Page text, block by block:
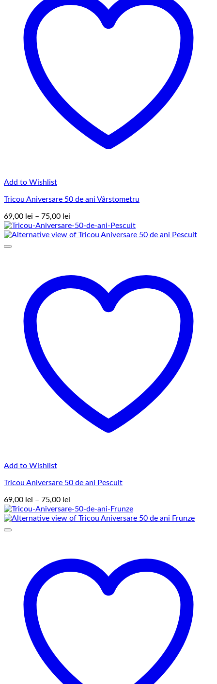
Add to Wishlist
Tricou Aniversare 50 de ani Vârstometru
69,00 lei – 75,00 lei
de
prețuri:
Add to Wishlist
Tricou Aniversare 50 de ani Pescuit
69,00 lei – 75,00 lei
de
prețuri: